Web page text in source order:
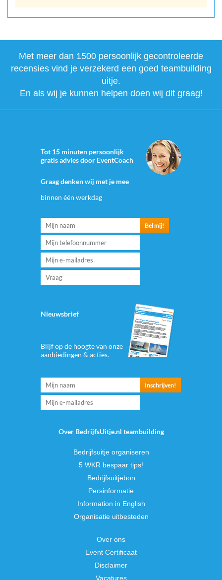
Met meer dan 1500 persoonlijk gecontroleerde
recensies vind je verzekerd een goed teambuilding
uitje.
En als wij je kunnen helpen doen wij dit graag!
Tot 15 minuten persoonlijk
gratis advies door EventCoach
Graag denken wij met je mee
binnen één werkdag
Nieuwsbrief
Blijf op de hoogte van onze
aanbiedingen & acties.
Over BedrijfsUitje.nl teambuilding
Bedrijfsuitje organiseren
5 WKR bespaar tips!
Bedrijfsuitjebon
Persinformatie
Information in English
Organisatie uitbesteden
Over ons
Event Certificaat
Disclaimer
Vacatures